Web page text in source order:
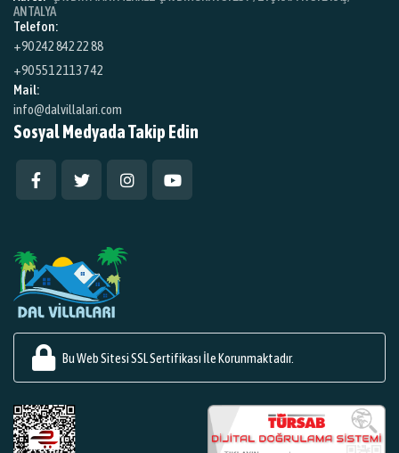
ANTALYA
Telefon:
+90 242 842 22 88
+90 551 211 37 42
Mail:
info@dalvillalari.com
Sosyal Medyada Takip Edin
Bu Web Sitesi SSL Sertifikası İle Korunmaktadır.